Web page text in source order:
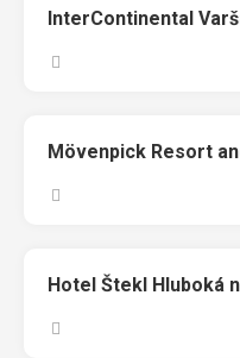
InterContinental
Mövenpick Resort
Hotel Štekl Hluboká